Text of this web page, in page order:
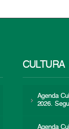
CULTURA
Agenda
2026.
Agenda